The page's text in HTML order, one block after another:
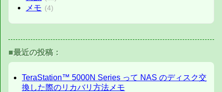
メモ (4)
■最近の投稿：
TeraStation™ 5000N Series って NAS のディスク交
換した際のリカバリ方法メモ